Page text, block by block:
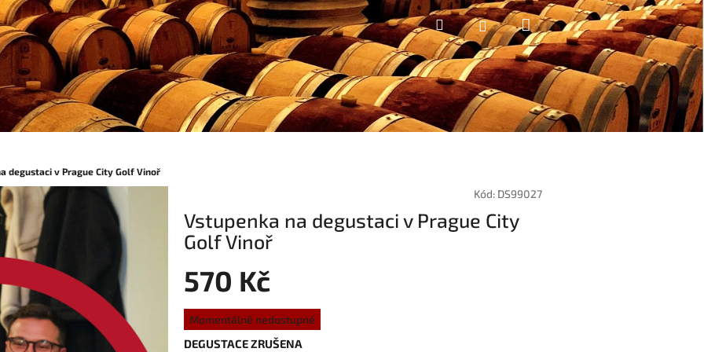
HledatPřihlášeníNákupní
košík
degustaci v Prague City Golf Vinoř
Kód: DS99027
Vstupenka na degustaci v Prague City
Golf Vinoř
570 Kč
Měrná
cena:
Momentálně nedostupné
DEGUSTACE ZRUŠENA